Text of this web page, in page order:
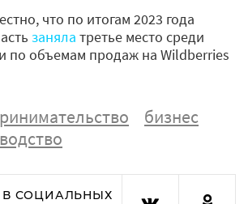
что по итогам 2023 года
заняла третье место среди
по объемам продаж на Wildberries
бизнес
В СОЦИАЛЬНЫХ